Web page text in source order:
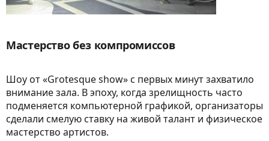
Мастерство без компромиссов
Шоу от «Grotesque show» с первых минут захватило
внимание зала. В эпоху, когда зрелищность часто
подменяется компьютерной графикой, организаторы
сделали смелую ставку на живой талант и физическое
мастерство артистов.